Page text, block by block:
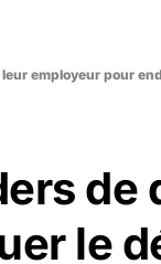
employeur pour
de
le